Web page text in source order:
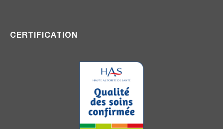
CERTIFICATION